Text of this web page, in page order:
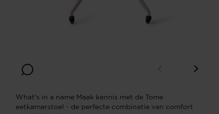
What's in a name Maak kennis met de Tome
eetkamerstoel - de perfecte combinatie van comfort